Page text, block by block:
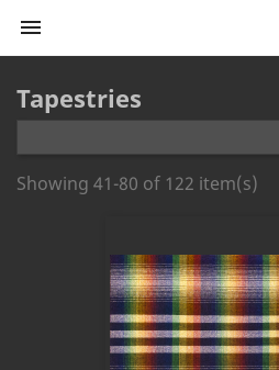

Tapestries
Showing 41-80 of 122 item(s)